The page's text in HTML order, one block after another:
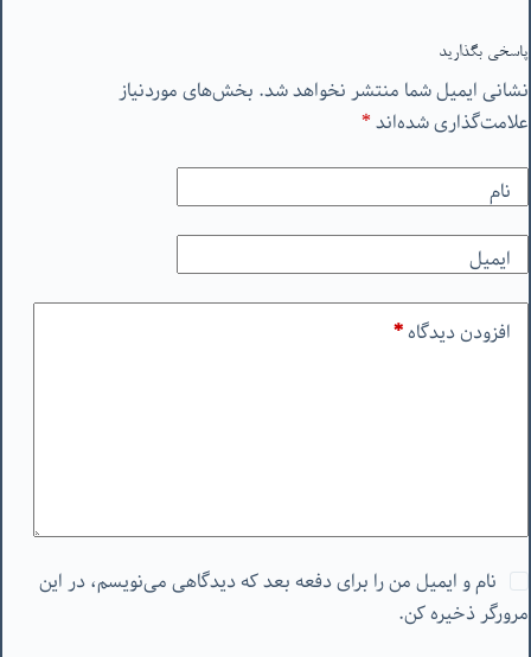
پاسخی بگذارید
نشانی ایمیل شما منتشر نخواهد شد. بخش‌های موردنیاز
علامت‌گذاری شده‌اند*
نام
ایمیل
افزودن دیدگاه*
نام و ایمیل من را برای دفعه بعد که دیدگاهی می‌نویسم، در این
مرورگر ذخیره کن.